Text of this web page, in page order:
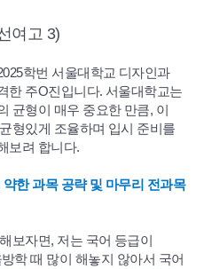
여고 3)
학번 서울대학교 디자인과
한 주O진입니다. 서울대학교는
균형이 매우 중요한 만큼, 이
형있게 조율하며 입시 준비를
보려 합니다.
약한 과목 공략 및 마무리 전과목
보자면, 저는 국어 등급이
학 때 많이 해놓지 않아서 국어